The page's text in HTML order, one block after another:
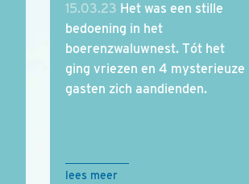
15.03.23 Het was een stille
bedoening in het
boerenzwaluwnest. Tót het
ging vriezen en 4 mysterieuze
gasten zich aandienden.
lees meer